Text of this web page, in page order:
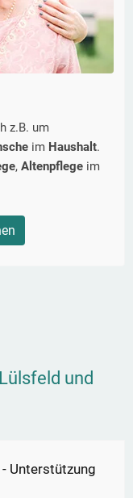
z.B. um
im Haushalt.
, Altenpflege im
Lülsfeld und
- Unterstützung